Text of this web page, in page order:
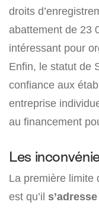
droits
abattement de 23
intéressant pour
Enfin, le statut de
confiance aux
entreprise
au financement
Les
La première limite
est qu’il